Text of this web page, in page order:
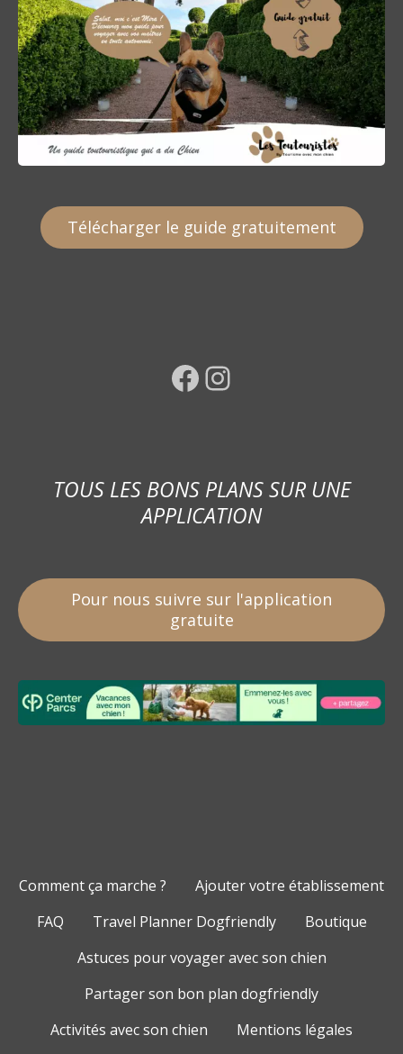
Télécharger le guide gratuitement
Facebook Instagram
TOUS LES BONS PLANS SUR UNE
APPLICATION
Pour nous suivre sur l'application
gratuite
Comment ça marche ?
Ajouter votre établissement
FAQ
Travel Planner Dogfriendly
Boutique
Astuces pour voyager avec son chien
Partager son bon plan dogfriendly
Activités avec son chien
Mentions légales